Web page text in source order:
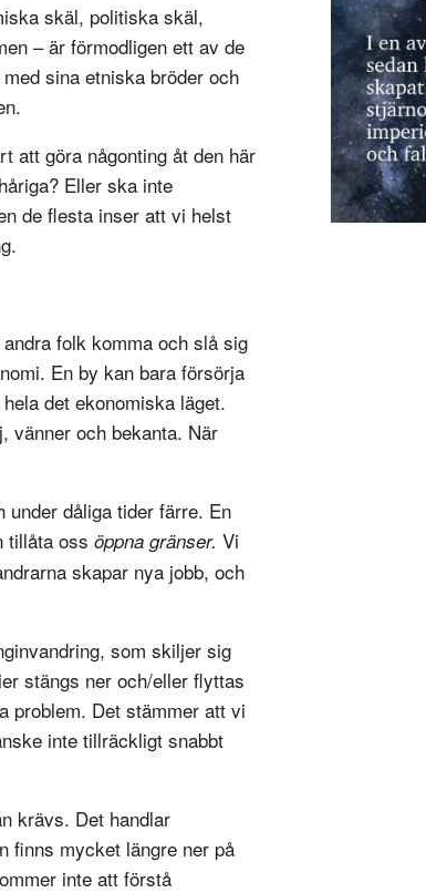
skäl, politiska skäl,
– är förmodligen ett av de
sina etniska bröder och
att göra någonting åt den här
Eller ska inte
de flesta inser att vi helst
folk komma och slå sig
En by kan bara försörja
det ekonomiska läget.
vänner och bekanta. När
under dåliga tider färre. En
tillåta oss öppna gränser. Vi
skapar nya jobb, och
som skiljer sig
stängs ner och/eller flyttas
problem. Det stämmer att vi
inte tillräckligt snabbt
krävs. Det handlar
finns mycket längre ner på
inte att förstå